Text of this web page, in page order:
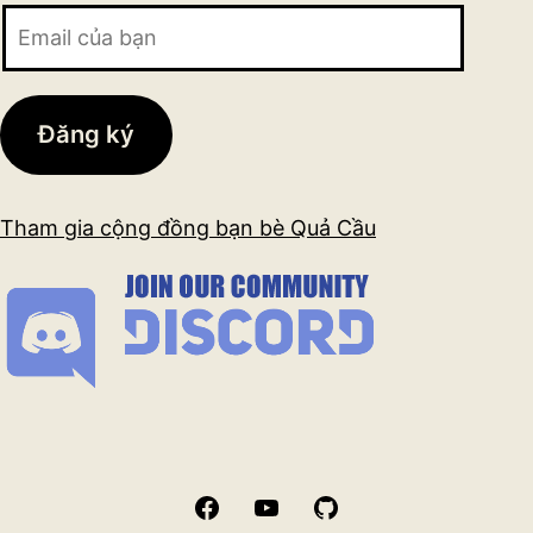
bạn
Đăng ký
Tham gia cộng đồng bạn bè Quả Cầu
FacebookYouTube